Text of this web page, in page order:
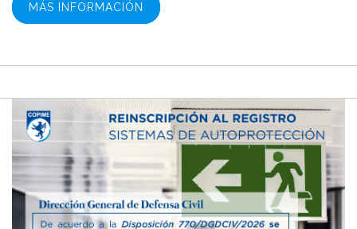
MÁS INFORMACIÓN